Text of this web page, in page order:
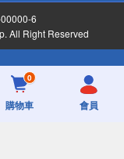
6
All Right Reserved
0
購物車 會員